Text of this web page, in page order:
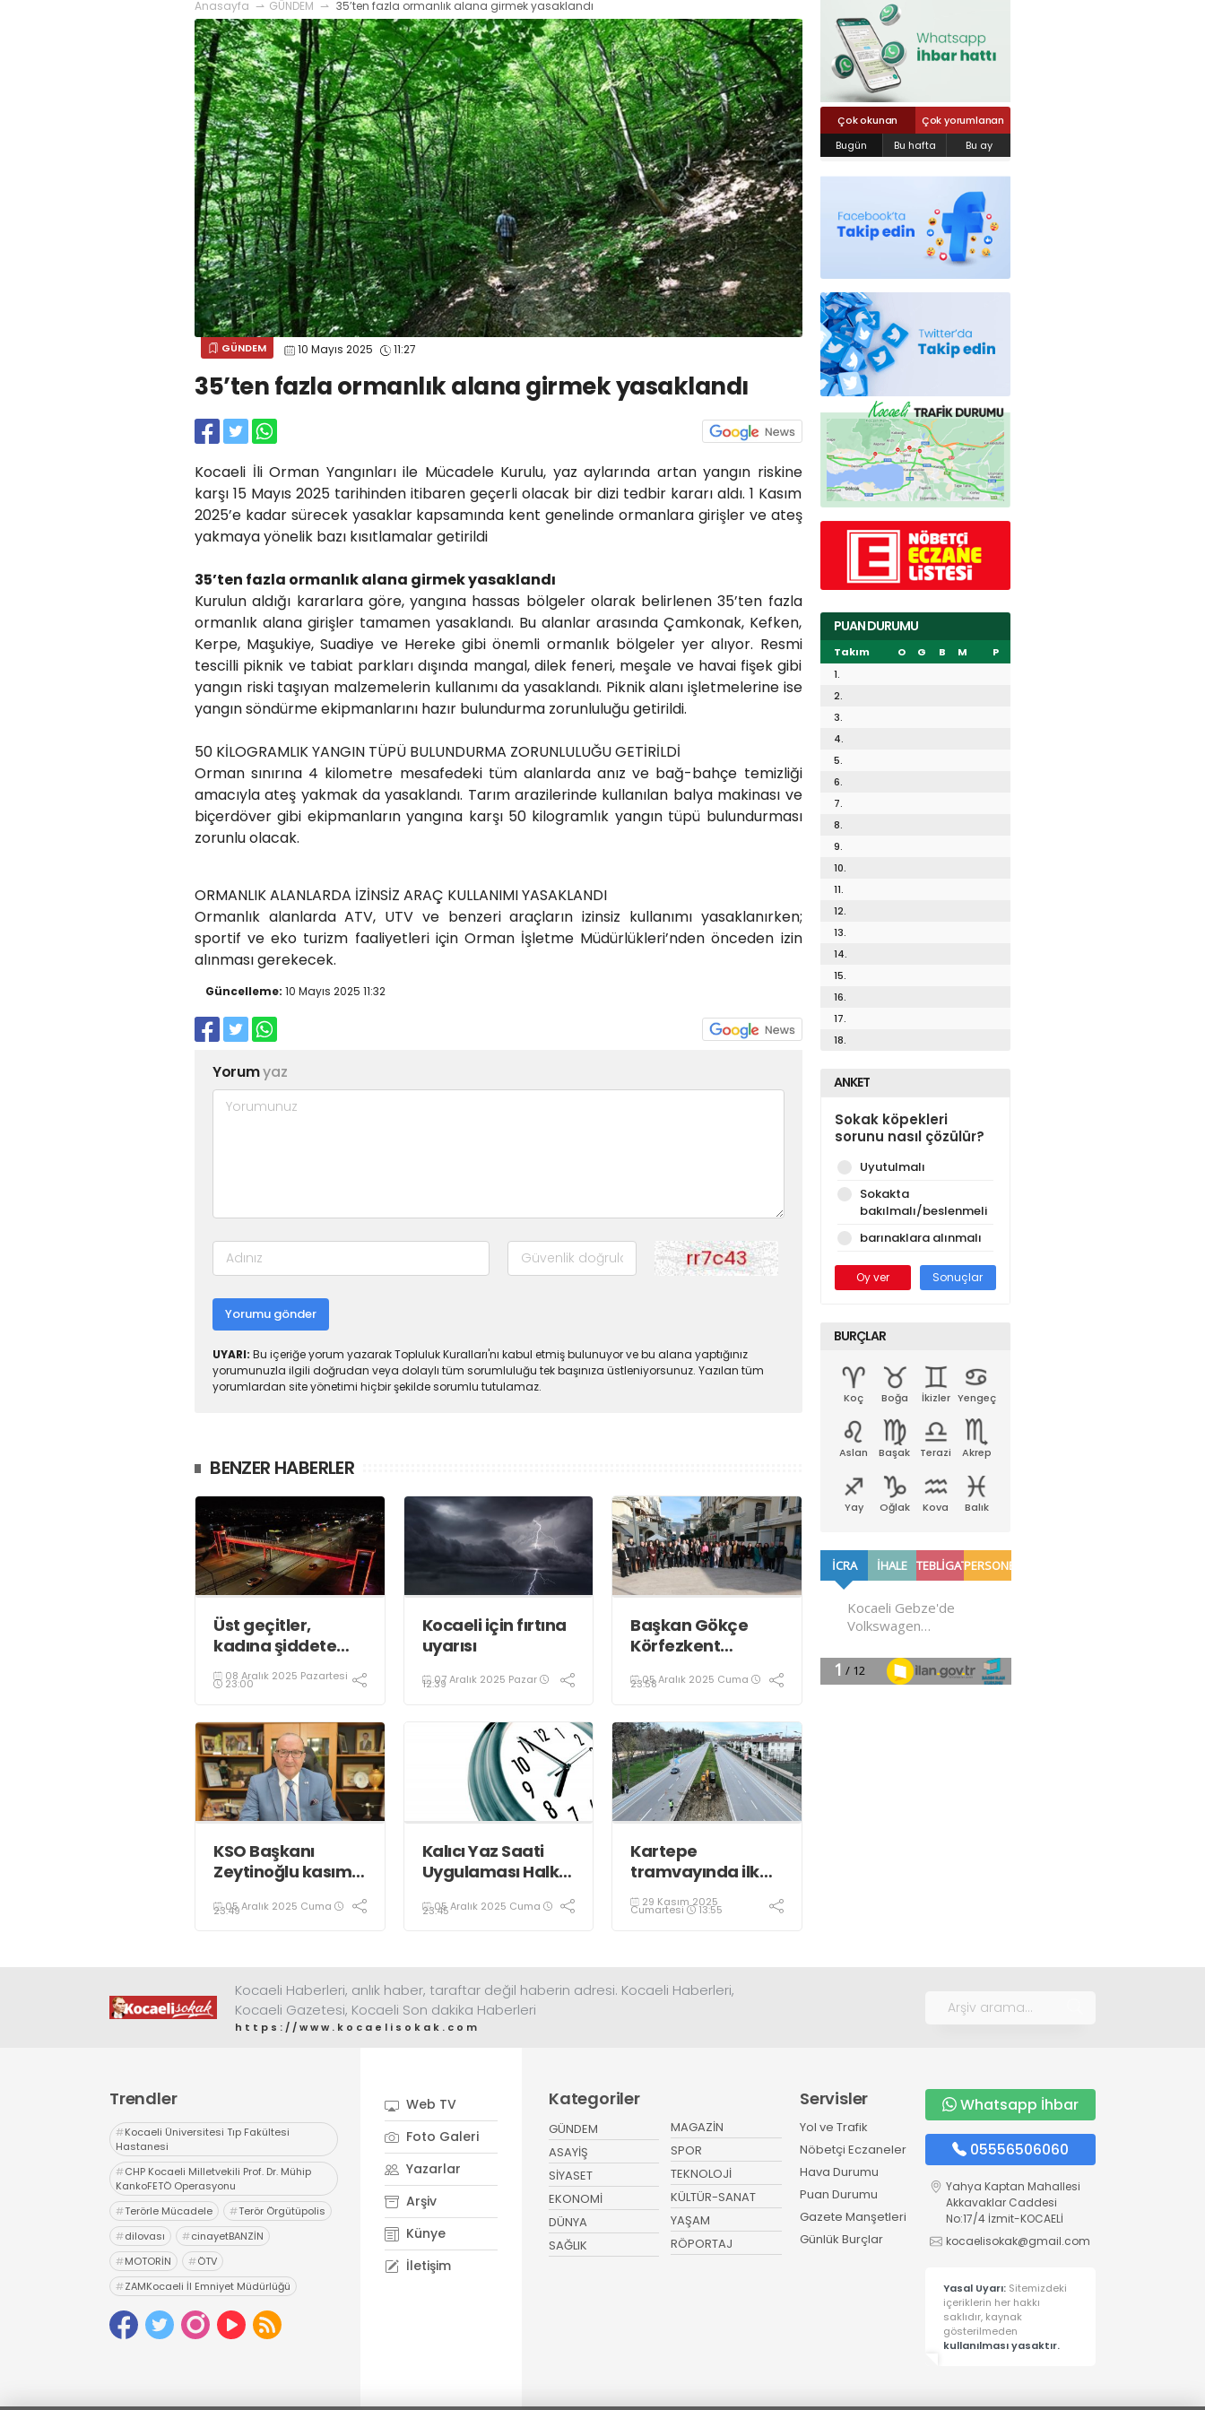
Anasayfa GÜNDEM 35’ten fazla ormanlık alana girmek yasaklandı
GÜNDEM 10 Mayıs 2025 11:27
35’ten fazla ormanlık alana girmek yasaklandı
Kocaeli İli Orman Yangınları ile Mücadele Kurulu, yaz aylarında artan yangın riskine
karşı 15 Mayıs 2025 tarihinden itibaren geçerli olacak bir dizi tedbir kararı aldı. 1 Kasım
2025’e kadar sürecek yasaklar kapsamında kent genelinde ormanlara girişler ve ateş
yakmaya yönelik bazı kısıtlamalar getirildi
35’ten fazla ormanlık alana girmek yasaklandı
Kurulun aldığı kararlara göre, yangına hassas bölgeler olarak belirlenen 35’ten fazla
ormanlık alana girişler tamamen yasaklandı. Bu alanlar arasında Çamkonak, Kefken,
Kerpe, Maşukiye, Suadiye ve Hereke gibi önemli ormanlık bölgeler yer alıyor. Resmi
tescilli piknik ve tabiat parkları dışında mangal, dilek feneri, meşale ve havai fişek gibi
yangın riski taşıyan malzemelerin kullanımı da yasaklandı. Piknik alanı işletmelerine ise
yangın söndürme ekipmanlarını hazır bulundurma zorunluluğu getirildi.
50 KİLOGRAMLIK YANGIN TÜPÜ BULUNDURMA ZORUNLULUĞU GETİRİLDİ
Orman sınırına 4 kilometre mesafedeki tüm alanlarda anız ve bağ-bahçe temizliği
amacıyla ateş yakmak da yasaklandı. Tarım arazilerinde kullanılan balya makinası ve
biçerdöver gibi ekipmanların yangına karşı 50 kilogramlık yangın tüpü bulundurması
zorunlu olacak.
ORMANLIK ALANLARDA İZİNSİZ ARAÇ KULLANIMI YASAKLANDI
Ormanlık alanlarda ATV, UTV ve benzeri araçların izinsiz kullanımı yasaklanırken;
sportif ve eko turizm faaliyetleri için Orman İşletme Müdürlükleri’nden önceden izin
alınması gerekecek.
Güncelleme: 10 Mayıs 2025 11:32
Yorumyaz
Yorumu gönder
UYARI: Bu içeriğe yorum yazarak Topluluk Kuralları'nı kabul etmiş bulunuyor ve bu alana yaptığınız
yorumunuzla ilgili doğrudan veya dolaylı tüm sorumluluğu tek başınıza üstleniyorsunuz. Yazılan tüm
yorumlardan site yönetimi hiçbir şekilde sorumlu tutulamaz.
BENZER HABERLER
Üst geçitler,
kadına şiddete
karşı “turuncu”
renkle aydınlatıldı;
08 Aralık 2025 Pazartesi
23:00
Kocaeli için fırtına
uyarısı
07 Aralık 2025 Pazar
12:39
Başkan Gökçe
Körfezkent
Oldu
05 Aralık 2025 Cuma
23:58
KSO Başkanı
Zeytinoğlu kasım
verilerini
05 Aralık 2025 Cuma
23:49
Kalıcı Yaz Saati
Uygulaması Halkın
Ediyor!
05 Aralık 2025 Cuma
23:45
Kartepe
tramvayında ilk
kepçe vuruldu
29 Kasım 2025
Cumartesi 13:55
Çok okunan
Çok yorumlanan
Bugün
Bu hafta Bu ay
PUAN DURUMU
Takım O G B M
P
1.
2.
3.
4.
5.
6.
7.
8.
9.
10.
11.
12.
13.
14.
15.
16.
17.
18.
ANKET
Sokak köpekleri
sorunu nasıl çözülür?
Uyutulmalı
Sokakta
bakılmalı/beslenmeli
barınaklara alınmalı
Oy ver Sonuçlar
BURÇLAR
Koç Boğa İkizler Yengeç
Aslan Başak Terazi Akrep
Yay Oğlak Kova Balık
Kocaeli Haberleri, anlık haber, taraftar değil haberin adresi. Kocaeli Haberleri,
Kocaeli Gazetesi, Kocaeli Son dakika Haberleri
https://www.kocaelisokak.com
Trendler
#Kocaeli Üniversitesi Tıp Fakültesi
Hastanesi
#CHP Kocaeli Milletvekili Prof. Dr. Mühip
KankoFETÖ Operasyonu
#Terörle Mücadele #Terör Örgütüpolis
#dilovası #cinayetBANZİN
#MOTORİN #ÖTV
#ZAMKocaeli İl Emniyet Müdürlüğü
#Uyuşturucu # uyarıcı madde ticareti
# hapis
Web TV
Foto Galeri
Yazarlar
Arşiv
Künye
İletişim
Kategoriler
GÜNDEM
ASAYİŞ
SİYASET
EKONOMİ
DÜNYA
SAĞLIK
MAGAZİN
SPOR
TEKNOLOJİ
KÜLTÜR-SANAT
YAŞAM
RÖPORTAJ
Servisler
Yol ve Trafik
Nöbetçi Eczaneler
Hava Durumu
Puan Durumu
Gazete Manşetleri
Günlük Burçlar
Whatsapp İhbar
05556506060
Yahya Kaptan Mahallesi
Akkavaklar Caddesi
No:17/4 İzmit-KOCAELİ
kocaelisokak@gmail.com
Yasal Uyarı: Sitemizdeki
içeriklerin her hakkı
saklıdır, kaynak
gösterilmeden
kullanılması yasaktır.
Yahya Kaptan Mahallesi Akkavaklar
Caddesi No:17/4 İzmit-KOCAELİ